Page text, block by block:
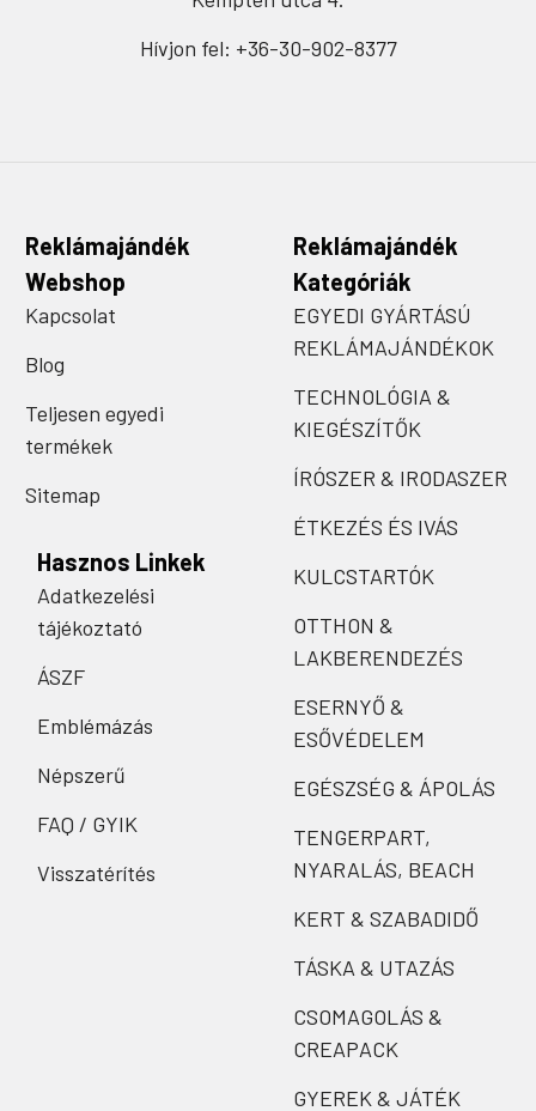
Hívjon fel: +36-30-902-8377
Reklámajándék
Webshop
Kapcsolat
Blog
Teljesen egyedi
termékek
Sitemap
Hasznos Linkek
Adatkezelési
tájékoztató
ÁSZF
Emblémázás
Népszerű
FAQ / GYIK
Visszatérítés
Reklámajándék
Kategóriák
EGYEDI GYÁRTÁSÚ
REKLÁMAJÁNDÉKOK
TECHNOLÓGIA &
KIEGÉSZÍTŐK
ÍRÓSZER & IRODASZER
ÉTKEZÉS ÉS IVÁS
KULCSTARTÓK
OTTHON &
LAKBERENDEZÉS
ESERNYŐ &
ESŐVÉDELEM
EGÉSZSÉG & ÁPOLÁS
TENGERPART,
NYARALÁS, BEACH
KERT & SZABADIDŐ
TÁSKA & UTAZÁS
CSOMAGOLÁS &
CREAPACK
GYEREK & JÁTÉK